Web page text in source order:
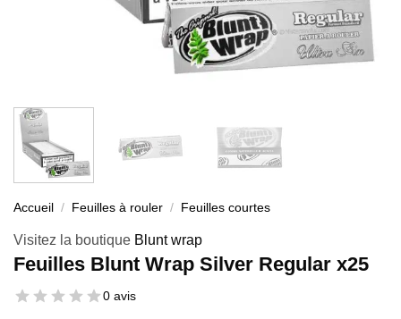
Accueil / Feuilles à rouler / Feuilles courtes
Visitez la boutique Blunt wrap
Feuilles Blunt Wrap Silver Regular x25
0 avis